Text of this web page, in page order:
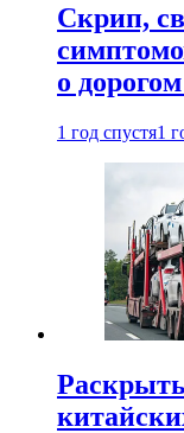
Скрип,
о
1 год спустя1